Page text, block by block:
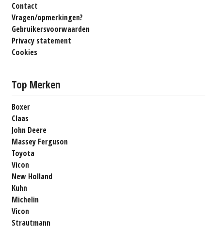
Contact
Vragen/opmerkingen?
Gebruikersvoorwaarden
Privacy statement
Cookies
Top Merken
Boxer
Claas
John Deere
Massey Ferguson
Toyota
Vicon
New Holland
Kuhn
Michelin
Vicon
Strautmann